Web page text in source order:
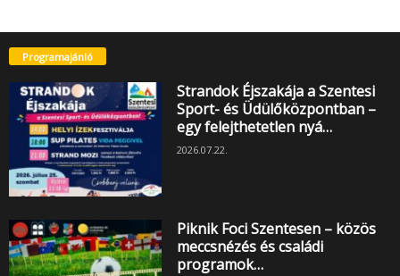
Programajánló
Strandok Éjszakája a Szentesi
Sport- és Üdülőközpontban –
egy felejthetetlen nyá…
2026.07.22.
Piknik Foci Szentesen – közös
meccsnézés és családi
programok…